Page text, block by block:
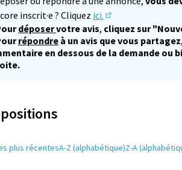
inscrit·e ? Cliquez ici.
(S'ouvre dans un
déposervotre avis, cliquez sur
répondre à un avis que vous partagez,
en dessous de la demande ou
plus récentesA-Z (alphabétique)Z-A